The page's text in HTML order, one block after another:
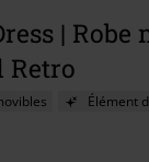
|
Retro
Élément